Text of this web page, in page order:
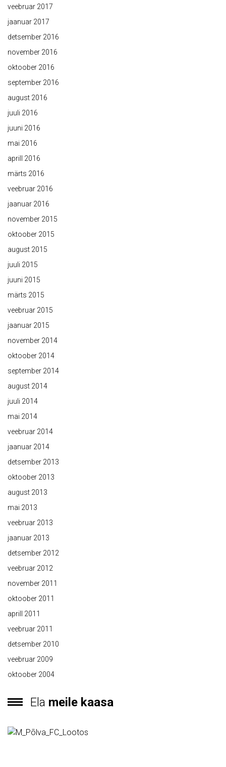
veebruar 2017
jaanuar 2017
detsember 2016
november 2016
oktoober 2016
september 2016
august 2016
juuli 2016
juuni 2016
mai 2016
aprill 2016
märts 2016
veebruar 2016
jaanuar 2016
november 2015
oktoober 2015
august 2015
juuli 2015
juuni 2015
märts 2015
veebruar 2015
jaanuar 2015
november 2014
oktoober 2014
september 2014
august 2014
juuli 2014
mai 2014
veebruar 2014
jaanuar 2014
detsember 2013
oktoober 2013
august 2013
mai 2013
veebruar 2013
jaanuar 2013
detsember 2012
veebruar 2012
november 2011
oktoober 2011
aprill 2011
veebruar 2011
detsember 2010
veebruar 2009
oktoober 2004
Ela meile kaasa